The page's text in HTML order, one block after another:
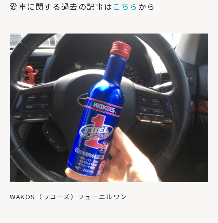
愛車に関する過去の記事はこちら から
WAKOS（ワコーズ）フューエルワン